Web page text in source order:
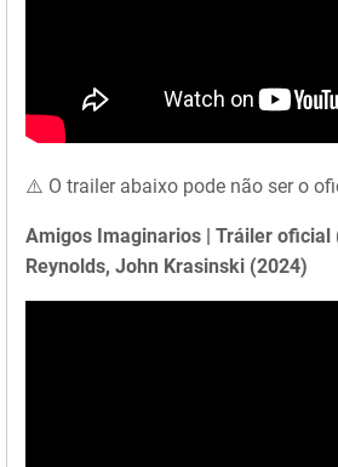
⚠️ O trailer abaixo pode não ser o
Amigos Imaginarios | Tráiler oficial
Reynolds, John Krasinski (2024)